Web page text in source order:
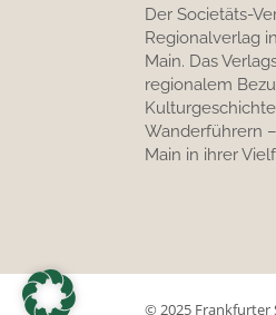
Der Societäts-
Regionalverlag
Main. Das
regionalem
Wanderführern
Main in ihrer
© 2025 Frankfurter